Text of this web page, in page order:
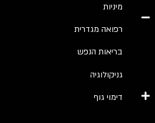
מיניות
רפואה מגדרית
בריאות הנפש
גניקולוגיה
דימוי גוף